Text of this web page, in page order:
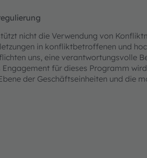
nicht die Verwendung von
in konfliktbetroffenen und
uns, eine verantwortungsvolle
Engagement für dieses Programm
der Geschäftseinheiten und die